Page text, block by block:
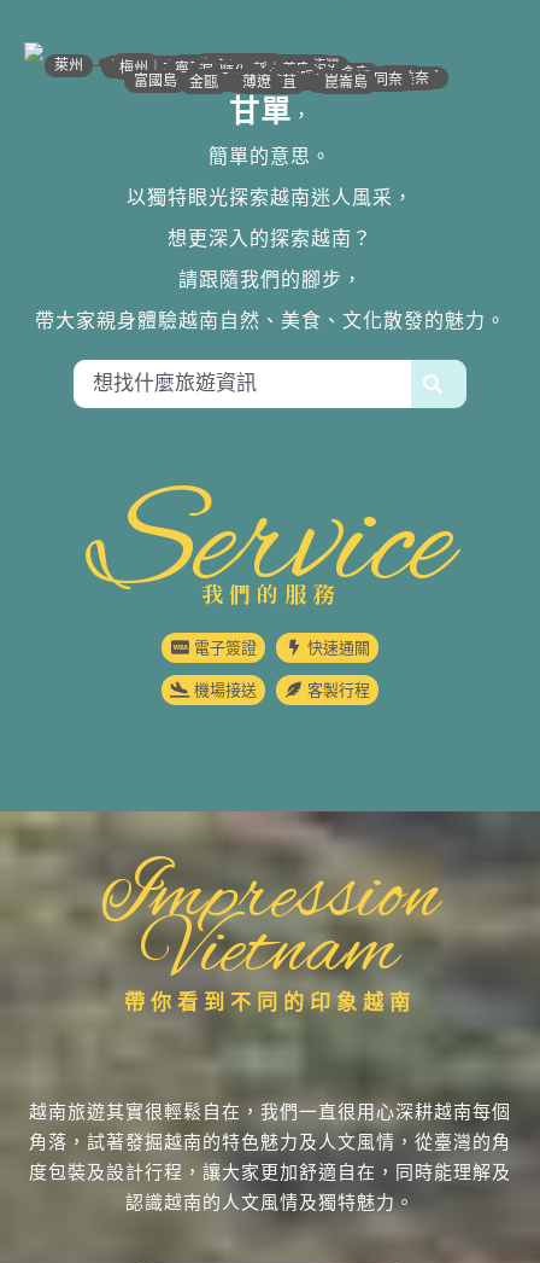
• 河江｜高平
沙壩 •
萊州 • 宣光 •
安沛｜木江界 •
• 太原
梅州｜木州•• 北江｜北寧
• 下龍灣
• 河內
•海防｜海洋
• 南定｜清化
寧平 ••河靜｜義安
洞海 •
順化 •• 峴港
• 會安
• 歸仁
邦美蜀 •
大叻 ••芽莊｜潘郎
•潘切｜美奈
平陽 •
西寧 •
胡志明 •
美萩 •
富國島 •迪石 •
金甌 • • 同奈
• 頭頓
• 芹苴 •崑崙島
• 薄遼
甘單 ，
簡單的意思。
以獨特眼光探索越南迷人風采，
想更深入的探索越南？
請跟隨我們的腳步，
帶大家親身體驗越南自然、美食、文化散發的魅力。
Service
我們的服務
電子簽證 快速通關
機場接送 客製行程
Impression
Vietnam
帶你看到不同的印象越南
越南旅遊其實很輕鬆自在，我們一直很用心深耕越南每個
角落，試著發掘越南的特色魅力及人文風情，從臺灣的角
度包裝及設計行程，讓大家更加舒適自在，同時能理解及
認識越南的人文風情及獨特魅力。